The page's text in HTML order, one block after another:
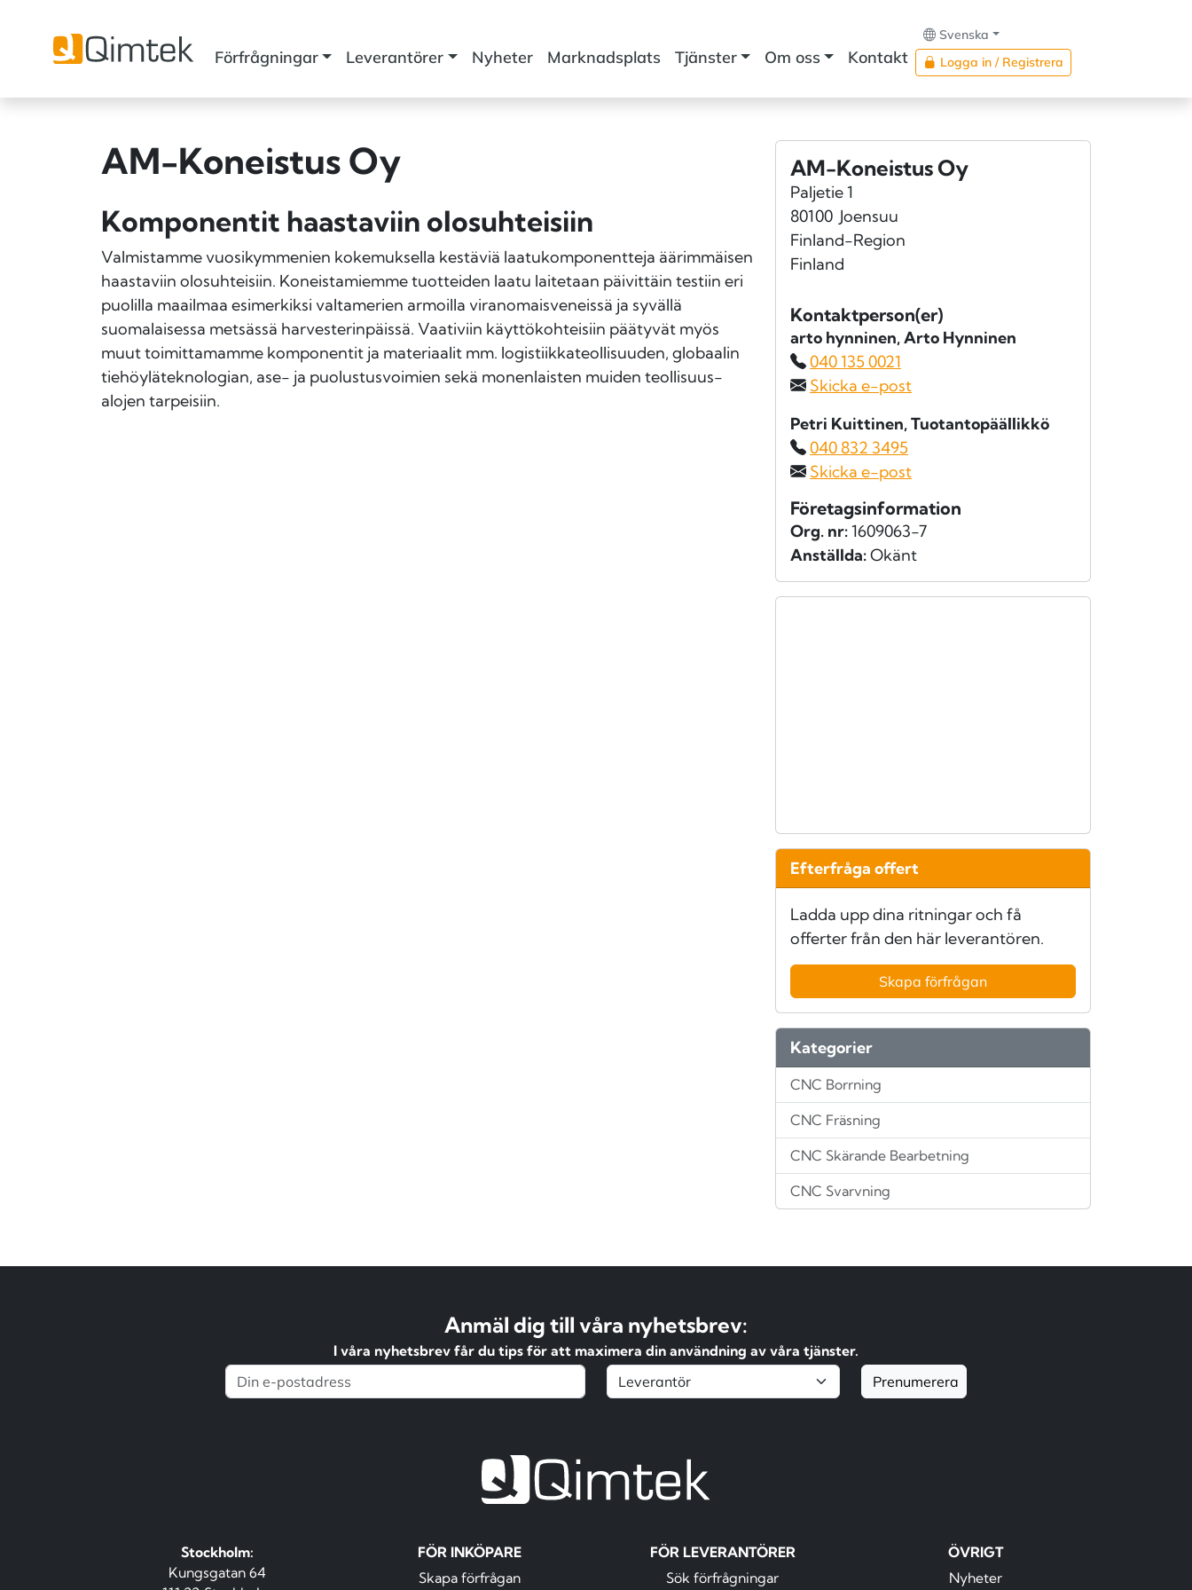
Förfrågningar Leverantörer Nyheter Marknadsplats Tjänster Om oss Kontakt
Svenska
Logga in / Registrera
AM-Koneistus Oy
Komponentit haastaviin olosuhteisiin
Valmistamme vuosikymmenien kokemuksella kestäviä laatu­komponentteja äärimmäisen
haastaviin olosuhteisiin. Koneistamiemme tuotteiden laatu laitetaan päivittäin testiin eri
puolilla maailmaa esimerkiksi valtamerien armoilla viranomais­veneissä ja syvällä
suomalaisessa metsässä harvesterin­päissä. Vaativiin käyttökohteisiin päätyvät myös
muut toimittamamme komponentit ja materiaalit mm. logistiikka­teollisuuden, globaalin
tiehöylä­teknologian, ase- ja puolustusvoimien sekä monenlaisten muiden teollisuus­
alojen tarpeisiin.
AM-Koneistus Oy
Paljetie 1
80100 Joensuu
Finland-Region
Finland
Kontaktperson(er)
arto hynninen, Arto Hynninen
040 135 0021
Skicka e-post
Petri Kuittinen, Tuotantopäällikkö
040 832 3495
Skicka e-post
Företagsinformation
Org. nr:1609063-7
Anställda:Okänt
Efterfråga offert
Ladda upp dina ritningar och få
offerter från den här leverantören.
Skapa förfrågan
Kategorier
CNC Borrning
CNC Fräsning
CNC Skärande Bearbetning
CNC Svarvning
Anmäl dig till våra nyhetsbrev:
I våra nyhetsbrev får du tips för att maximera din användning av våra tjänster.
Prenumerera
Stockholm:
Kungsgatan 64
FÖR INKÖPARE
Skapa förfrågan
FÖR LEVERANTÖRER
Sök förfrågningar
ÖVRIGT
Nyheter